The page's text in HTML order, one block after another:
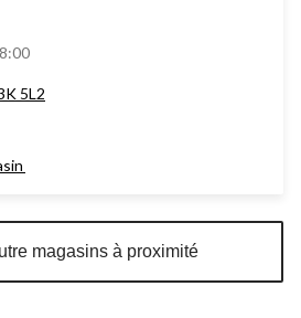
5L2
magasins à proximité